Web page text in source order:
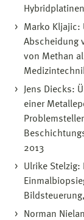
Marko Kljajic:
Abscheidung
von Methan
Jens Diecks:
einer
2013
Ulrike
Norman